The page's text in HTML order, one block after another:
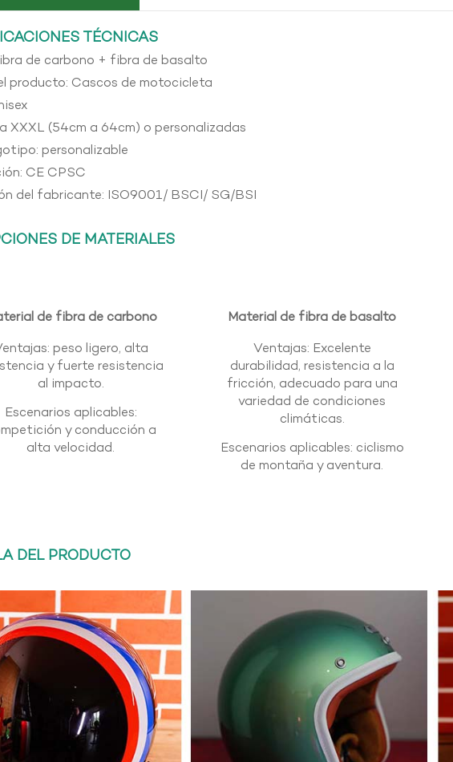
TÉCNICAS
de carbono + fibra de basalto
producto: Cascos de motocicleta
XXXL (54cm a 64cm) o personalizadas
personalizable
CE CPSC
del fabricante: ISO9001/ BSCI/ SG/BSI
DE MATERIALES
de fibra de carbono
peso ligero, alta
y fuerte resistencia
al impacto.
Escenarios aplicables:
y conducción a
alta velocidad.
Material de fibra de basalto
Ventajas: Excelente
durabilidad, resistencia a la
fricción, adecuado para una
variedad de condiciones
climáticas.
Escenarios aplicables: ciclismo
de montaña y aventura.
DEL PRODUCTO